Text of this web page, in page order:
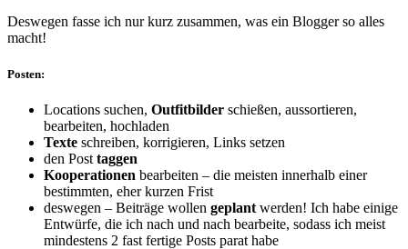
Deswegen fasse ich nur kurz zusammen, was ein Blogger so alles
macht!
Posten:
Locations suchen, Outfitbilder schießen, aussortieren,
bearbeiten, hochladen
Texte schreiben, korrigieren, Links setzen
den Post taggen
Kooperationen bearbeiten – die meisten innerhalb einer
bestimmten, eher kurzen Frist
deswegen – Beiträge wollen geplant werden! Ich habe einige
Entwürfe, die ich nach und nach bearbeite, sodass ich meist
mindestens 2 fast fertige Posts parat habe